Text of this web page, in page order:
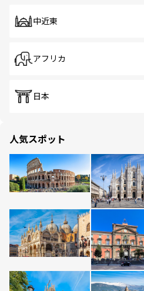
中近東
アフリカ
日本
人気スポット